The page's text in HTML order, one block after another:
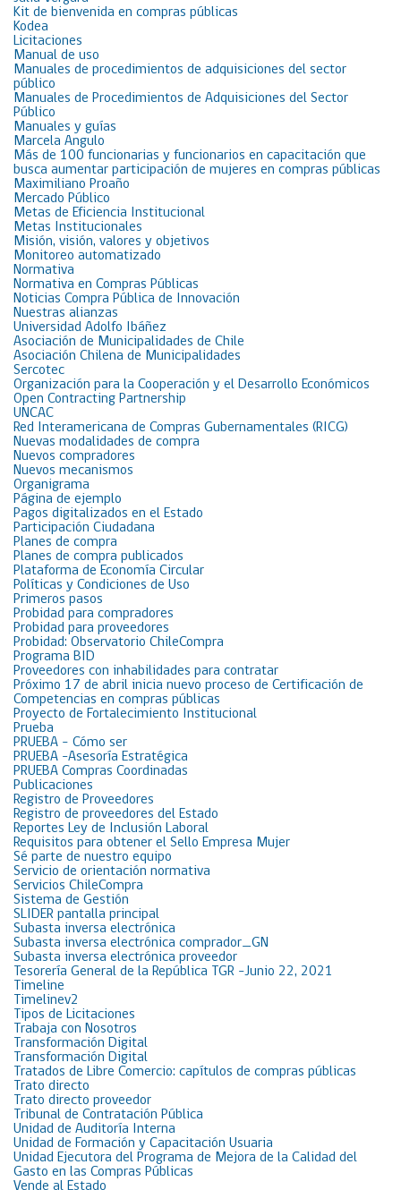
Kit de bienvenida en compras públicas
Kodea
Licitaciones
Manual de uso
Manuales de procedimientos de adquisiciones del sector
público
Manuales de Procedimientos de Adquisiciones del Sector
Público
Manuales y guías
Marcela Angulo
Más de 100 funcionarias y funcionarios en capacitación que
busca aumentar participación de mujeres en compras públicas
Maximiliano Proaño
Mercado Público
Metas de Eficiencia Institucional
Metas Institucionales
Misión, visión, valores y objetivos
Monitoreo automatizado
Normativa
Normativa en Compras Públicas
Noticias Compra Pública de Innovación
Nuestras alianzas
Universidad Adolfo Ibáñez
Asociación de Municipalidades de Chile
Asociación Chilena de Municipalidades
Sercotec
Organización para la Cooperación y el Desarrollo Económicos
Open Contracting Partnership
UNCAC
Red Interamericana de Compras Gubernamentales (RICG)
Nuevas modalidades de compra
Nuevos compradores
Nuevos mecanismos
Organigrama
Página de ejemplo
Pagos digitalizados en el Estado
Participación Ciudadana
Planes de compra
Planes de compra publicados
Plataforma de Economía Circular
Políticas y Condiciones de Uso
Primeros pasos
Probidad para compradores
Probidad para proveedores
Probidad: Observatorio ChileCompra
Programa BID
Proveedores con inhabilidades para contratar
Próximo 17 de abril inicia nuevo proceso de Certificación de
Competencias en compras públicas
Proyecto de Fortalecimiento Institucional
Prueba
PRUEBA – Cómo ser
PRUEBA -Asesoría Estratégica
PRUEBA Compras Coordinadas
Publicaciones
Registro de Proveedores
Registro de proveedores del Estado
Reportes Ley de Inclusión Laboral
Requisitos para obtener el Sello Empresa Mujer
Sé parte de nuestro equipo
Servicio de orientación normativa
Servicios ChileCompra
Sistema de Gestión
SLIDER pantalla principal
Subasta inversa electrónica
Subasta inversa electrónica comprador_GN
Subasta inversa electrónica proveedor
Tesorería General de la República TGR -Junio 22, 2021
Timeline
Timelinev2
Tipos de Licitaciones
Trabaja con Nosotros
Transformación Digital
Transformación Digital
Tratados de Libre Comercio: capítulos de compras públicas
Trato directo
Trato directo proveedor
Tribunal de Contratación Pública
Unidad de Auditoría Interna
Unidad de Formación y Capacitación Usuaria
Unidad Ejecutora del Programa de Mejora de la Calidad del
Gasto en las Compras Públicas
Vende al Estado